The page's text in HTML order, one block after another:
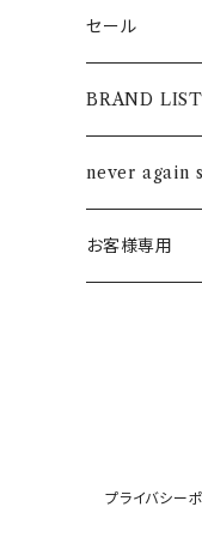
セール
BRAND LIST
ALL STAR
Alohaloha
never again
お客様専用
プライバシー